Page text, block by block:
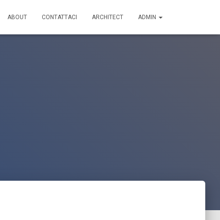
ABOUT CONTATTACI ARCHITECT ADMIN